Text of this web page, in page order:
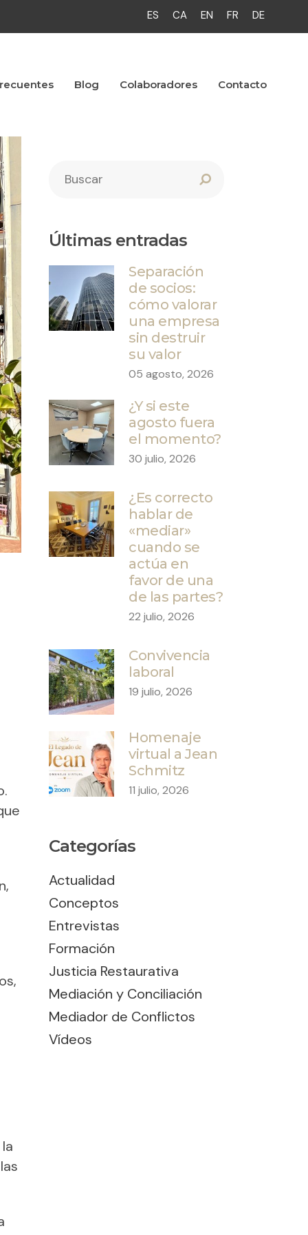
ES CA EN FR DE
Blog Colaboradores Contacto
Últimas entradas
Separación
de socios:
cómo valorar
una empresa
sin destruir
su valor
05 agosto, 2026
¿Y si este
agosto fuera
el momento?
30 julio, 2026
¿Es correcto
hablar de
«mediar»
cuando se
actúa en
favor de una
de las partes?
22 julio, 2026
Convivencia
laboral
19 julio, 2026
Homenaje
virtual a Jean
Schmitz
11 julio, 2026
Categorías
Actualidad
Conceptos
Entrevistas
Formación
Justicia Restaurativa
Mediación y Conciliación
Mediador de Conflictos
Vídeos